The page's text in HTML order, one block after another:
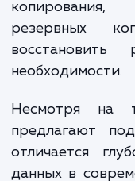
настраиваем
чтобы он
копирования,
процесса и
хранения